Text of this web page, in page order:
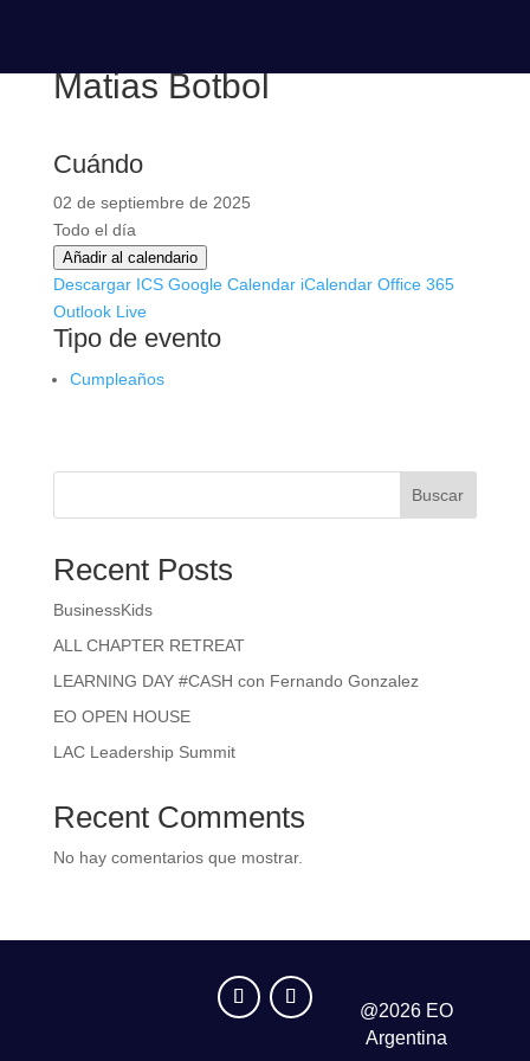
Matias Botbol
Cuándo
02 de septiembre de 2025
Todo el día
Añadir al calendario
Descargar ICS Google Calendar iCalendar Office 365
Outlook Live
Tipo de evento
Cumpleaños
Buscar
Recent Posts
BusinessKids
ALL CHAPTER RETREAT
LEARNING DAY #CASH con Fernando Gonzalez
EO OPEN HOUSE
LAC Leadership Summit
Recent Comments
No hay comentarios que mostrar.
@2026 EO
Argentina